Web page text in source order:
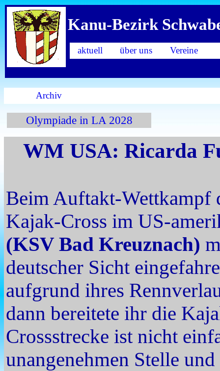
Kanu-Bezirk
aktuell über uns Vereine
Archiv
Olympiade in LA 2028
WM USA: Ricarda
Beim Auftakt-Wettkampf
Kajak-Cross im US-
(KSV Bad Kreuznach)
deutscher Sicht
aufgrund ihres
dann bereitete ihr die
Crossstrecke ist nicht
unangenehmen Stelle